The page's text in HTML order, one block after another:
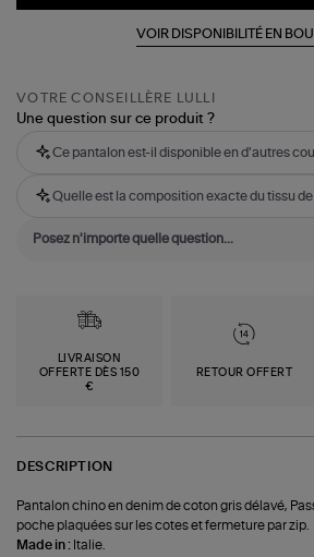
VOIR DISPONIBILITÉ EN
VOTRE CONSEILLÈRE LULLI
Une question sur ce produit ?
Ce pantalon est-il disponible en d'autres
Quelle est la composition exacte du tissu
LIVRAISON
OFFERTE DÈS 150
€
RETOUR OFFERT
DESCRIPTION
Pantalon chino en denim de coton gris délavé,
poche plaquées sur les cotes et fermeture par zip.
Made in : Italie.